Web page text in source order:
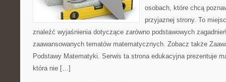
osobach, które chcą
przyjaznej strony. To
znaleźć wyjaśnienia dotyczące zarówno podstawowych
zaawansowanych tematów matematycznych. Zobacz także
Podstawy Matematyki. Serwis ta strona edukacyjna prezentuje
która nie […]